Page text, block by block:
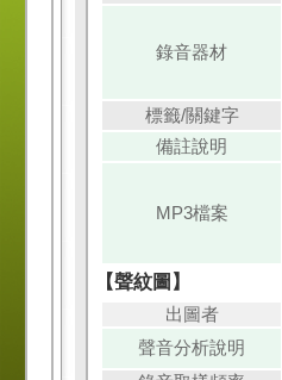
錄音器材
標籤/關鍵字
備註說明
MP3檔案
【聲紋圖】
出圖者
聲音分析說明